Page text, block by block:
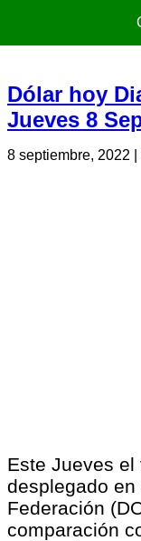
Dólar hoy
Jueves 8
8 septiembre, 2022
Este Jueves
desplegado
Federación
comparación